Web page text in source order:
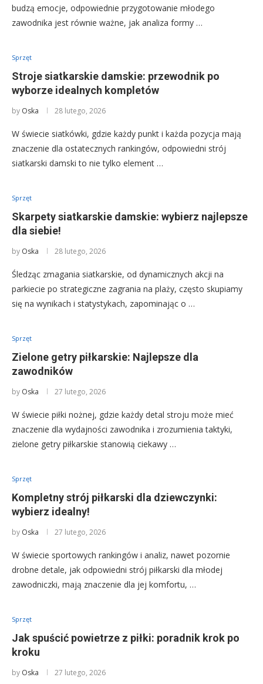
budzą emocje, odpowiednie przygotowanie młodego
zawodnika jest równie ważne, jak analiza formy …
Sprzęt
Stroje siatkarskie damskie: przewodnik po
wyborze idealnych kompletów
by Oska 28 lutego, 2026
W świecie siatkówki, gdzie każdy punkt i każda pozycja mają
znaczenie dla ostatecznych rankingów, odpowiedni strój
siatkarski damski to nie tylko element …
Sprzęt
Skarpety siatkarskie damskie: wybierz najlepsze
dla siebie!
by Oska 28 lutego, 2026
Śledząc zmagania siatkarskie, od dynamicznych akcji na
parkiecie po strategiczne zagrania na plaży, często skupiamy
się na wynikach i statystykach, zapominając o …
Sprzęt
Zielone getry piłkarskie: Najlepsze dla
zawodników
by Oska 27 lutego, 2026
W świecie piłki nożnej, gdzie każdy detal stroju może mieć
znaczenie dla wydajności zawodnika i zrozumienia taktyki,
zielone getry piłkarskie stanowią ciekawy …
Sprzęt
Kompletny strój piłkarski dla dziewczynki:
wybierz idealny!
by Oska 27 lutego, 2026
W świecie sportowych rankingów i analiz, nawet pozornie
drobne detale, jak odpowiedni strój piłkarski dla młodej
zawodniczki, mają znaczenie dla jej komfortu, …
Sprzęt
Jak spuścić powietrze z piłki: poradnik krok po
kroku
by Oska 27 lutego, 2026